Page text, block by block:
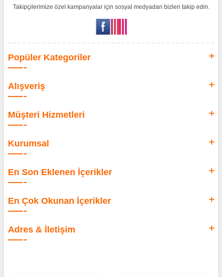
Takipçilerimize özel kampanyalar için sosyal medyadan bizleri takip edin.
Popüler Kategoriler
Alışveriş
Müşteri Hizmetleri
Kurumsal
En Son Eklenen İçerikler
En Çok Okunan İçerikler
Adres & İletişim